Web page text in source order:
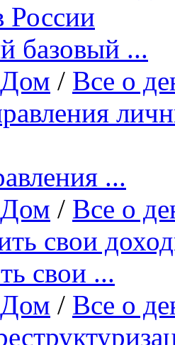
базовый ...
Дом / Все о
...
Дом / Все о
свои ...
Дом / Все о